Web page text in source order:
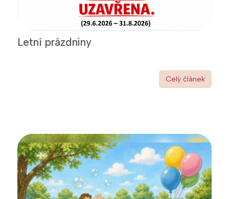
Letní prázdniny
Celý článek